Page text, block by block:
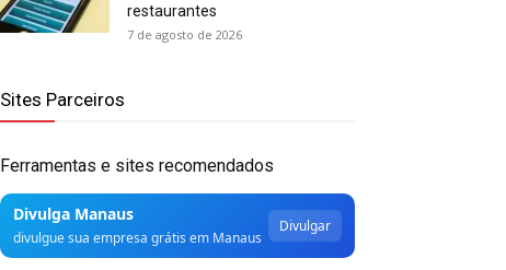
restaurantes
7 de agosto de 2026
Sites Parceiros
Ferramentas e sites recomendados
Divulga Manaus
divulgue sua empresa grátis em Manaus
Divulgar